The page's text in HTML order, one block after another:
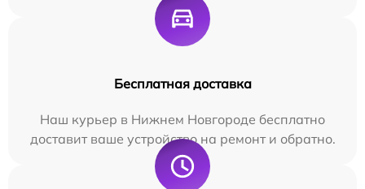
Бесплатная доставка
Наш курьер в Нижнем Новгороде бесплатно
доставит ваше устройство на ремонт и обратно.